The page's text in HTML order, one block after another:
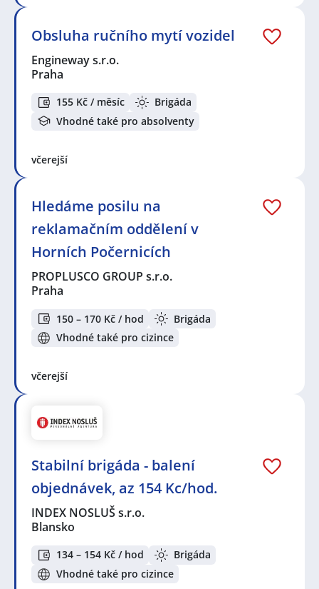
Obsluha ručního mytí vozidel
Engineway s.r.o.
Praha
155 Kč / měsíc
Brigáda
Vhodné také pro absolventy
včerejší
Hledáme posilu na
reklamačním oddělení v
Horních Počernicích
PROPLUSCO GROUP s.r.o.
Praha
150 – 170 Kč / hod
Brigáda
Vhodné také pro cizince
včerejší
Stabilní brigáda - balení
objednávek, az 154 Kc/hod.
INDEX NOSLUŠ s.r.o.
Blansko
134 – 154 Kč / hod
Brigáda
Vhodné také pro cizince